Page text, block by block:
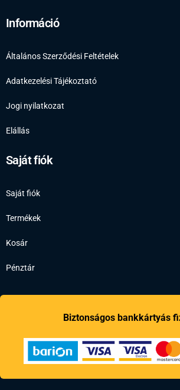
Információ
Általános Szerződési Feltételek
Adatkezelési Tájékoztató
Jogi nyilatkozat
Elállás
Saját fiók
Saját fiók
Termékek
Kosár
Pénztár
Biztonságos bankkártyás